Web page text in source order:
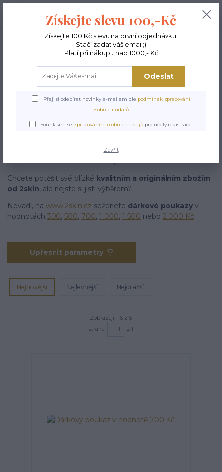
Po - Pá 9-15:00 0,00 Kč
Úvod DÁRKOVÉ POUKAZY
Dárkové
Chcete potěšit své blízké kvalitním a originálním zbožím
od 2skin, ale nejste si jistí výběrem?
Nevadí, na www.2skin.cz seženete dárkové poukazy v
hodnotách 300, 500, 700, 1 000, 1 500 nebo 2 000 Kč.
Upřesnit parametry
Nejnovější Nejlevnější Nejdražší
Zobrazuji 1-6 z 6
strana
z 1
Získejte slevu 100,-Kč
Získejte 100 Kč slevu na první objednávku.
Stačí zadat váš email;)
Platí při nákupu nad 1000,- Kč
Odeslat
Přeji si odebírat novinky e-mailem dle podmínek zpracování
osobních údajů.
Souhlasím se zpracováním osobních údajů pro účely registrace.
Zavřít